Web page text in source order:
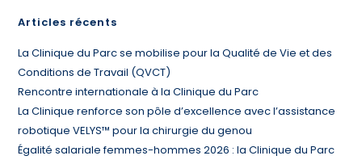
Articles récents
La Clinique du Parc se mobilise pour la Qualité de Vie et des
Conditions de Travail (QVCT)
Rencontre internationale à la Clinique du Parc
La Clinique renforce son pôle d’excellence avec l’assistance
robotique VELYS™ pour la chirurgie du genou
Égalité salariale femmes-hommes 2026 : la Clinique du Parc